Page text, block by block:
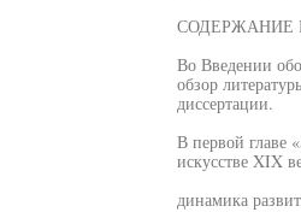
СОДЕРЖАНИЕ
Во Введении
обзор
диссертации.
В первой главе
искусстве XIX
динамика